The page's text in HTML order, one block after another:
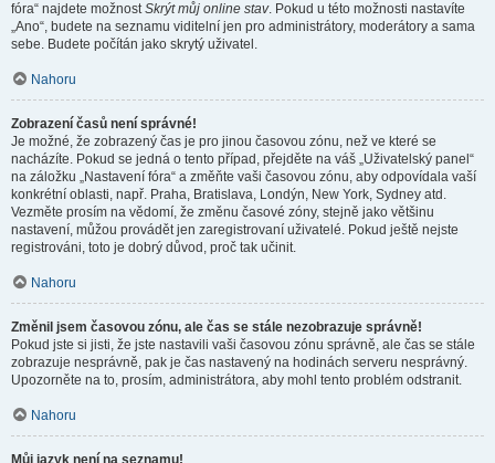
fóra“ najdete možnostSkrýt můj online stav. Pokud u této možnosti nastavíte
„Ano“, budete na seznamu viditelní jen pro administrátory, moderátory a sama
sebe. Budete počítán jako skrytý uživatel.
Nahoru
Zobrazení časů není správné!
Je možné, že zobrazený čas je pro jinou časovou zónu, než ve které se
nacházíte. Pokud se jedná o tento případ, přejděte na váš „Uživatelský panel“
na záložku „Nastavení fóra“ a změňte vaši časovou zónu, aby odpovídala vaší
konkrétní oblasti, např. Praha, Bratislava, Londýn, New York, Sydney atd.
Vezměte prosím na vědomí, že změnu časové zóny, stejně jako většinu
nastavení, můžou provádět jen zaregistrovaní uživatelé. Pokud ještě nejste
registrováni, toto je dobrý důvod, proč tak učinit.
Nahoru
Změnil jsem časovou zónu, ale čas se stále nezobrazuje správně!
Pokud jste si jisti, že jste nastavili vaši časovou zónu správně, ale čas se stále
zobrazuje nesprávně, pak je čas nastavený na hodinách serveru nesprávný.
Upozorněte na to, prosím, administrátora, aby mohl tento problém odstranit.
Nahoru
Můj jazyk není na seznamu!